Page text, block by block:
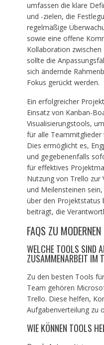
umfassen die klare
und -zielen, die
regelmäßige
sowie eine offene
Kollaboration
sollte die
sich ändernde
Fokus gerückt werden.
Ein erfolgreicher
Einsatz von Kanban-
Visualisierungstools,
für alle
Dies ermöglicht es,
und gegebenenfalls
für effektives
Nutzung von Trello zur
und Meilensteinen
über den Projektstatus
beiträgt, die
FAQS ZU
WELCHE TOOLS SIND
ZUSAMMENARBEIT IM
Zu den besten Tools
Team gehören
Trello. Diese helfen,
Aufgabenverteilung zu
WIE KÖNNEN TOOLS